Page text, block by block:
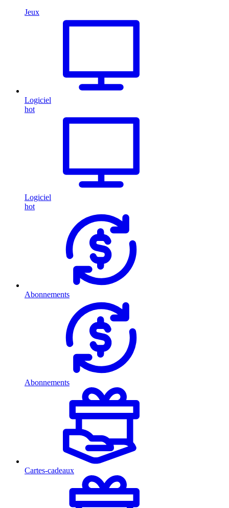
Jeux
Logiciel
hot
Logiciel
hot
Abonnements
Abonnements
Cartes-cadeaux